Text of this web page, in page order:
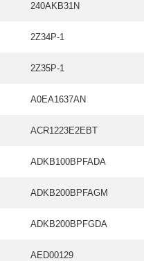
240AKB31N
2Z34P-1
2Z35P-1
A0EA1637AN
ACR1223E2EBT
ADKB100BPFADA
ADKB200BPFAGM
ADKB200BPFGDA
AED00129